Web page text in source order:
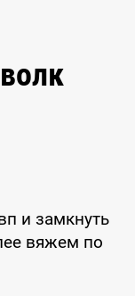
и замкнуть
вяжем по